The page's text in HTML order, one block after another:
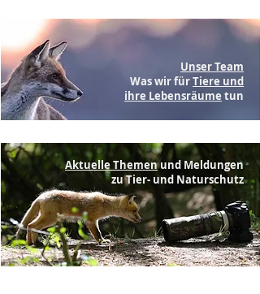
Unser Team
Was wir fürTiere und
ihre Lebensräume tun
Aktuelle Themenund Meldungen
zu Tier- und Naturschutz